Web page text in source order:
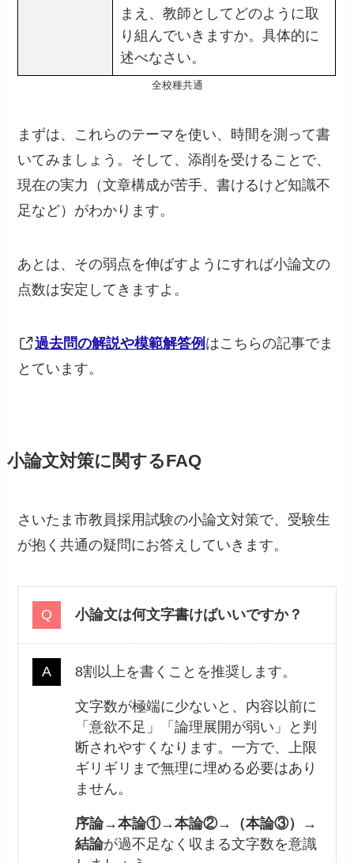
まえ、教師としてどのように取
り組んでいきますか。具体的に
述べなさい。
全校種共通
まずは、これらのテーマを使い、時間を測って書
いてみましょう。そして、添削を受けることで、
現在の実力（文章構成が苦手、書けるけど知識不
足など）がわかります。
あとは、その弱点を伸ばすようにすれば小論文の
点数は安定してきますよ。
過去問の解説や模範解答例 はこちらの記事でま
とています。
小論文対策に関するFAQ
さいたま市教員採用試験の小論文対策で、受験生
が抱く共通の疑問にお答えしていきます。
小論文は何文字書けばいいですか？
8割以上を書くことを推奨します。
文字数が極端に少ないと、内容以前に
「意欲不足」「論理展開が弱い」と判
断されやすくなります。一方で、上限
ギリギリまで無理に埋める必要はあり
ません。
序論→本論①→本論②→（本論③）→
結論が過不足なく収まる文字数を意識